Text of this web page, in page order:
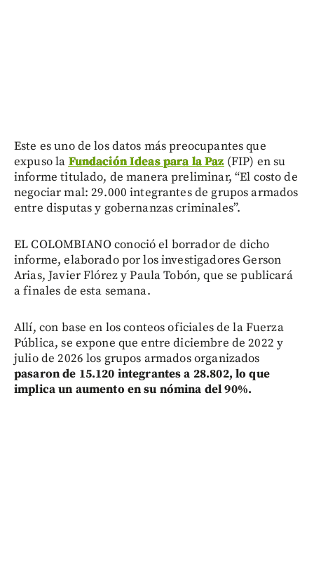
Este es uno de los datos más preocupantes que
expuso la Fundación Ideas para la Paz (FIP) en su
informe titulado, de manera preliminar, “El costo de
negociar mal: 29.000 integrantes de grupos armados
entre disputas y gobernanzas criminales”.
EL COLOMBIANO conoció el borrador de dicho
informe, elaborado por los investigadores Gerson
Arias, Javier Flórez y Paula Tobón, que se publicará
a finales de esta semana.
Allí, con base en los conteos oficiales de la Fuerza
Pública, se expone que entre diciembre de 2022 y
julio de 2026 los grupos armados organizados
pasaron de 15.120 integrantes a 28.802, lo que
implica un aumento en su nómina del 90%.